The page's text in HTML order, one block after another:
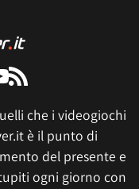
che i videogiochi
è il punto di
del presente e
ogni giorno con